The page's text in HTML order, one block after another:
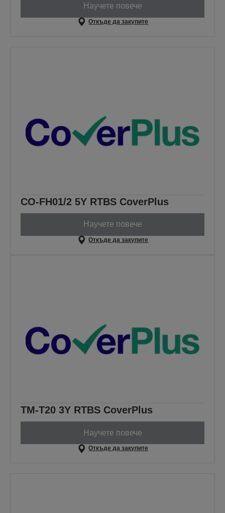
Научете повече
Откъде да закупите
CO-FH01/2 5Y RTBS CoverPlus
Научете повече
Откъде да закупите
TM-T20 3Y RTBS CoverPlus
Научете повече
Откъде да закупите